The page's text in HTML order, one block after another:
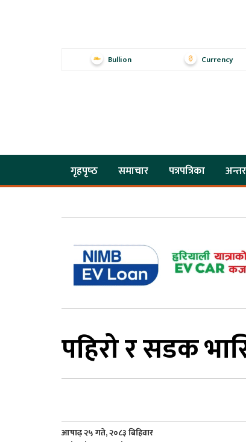
Bullion Currency
गृहपृष्‍ठ समाचार पत्रपत्रिका
पहिरो र सडक
आषाढ़ २५ गते, २०८३ बिहिवार